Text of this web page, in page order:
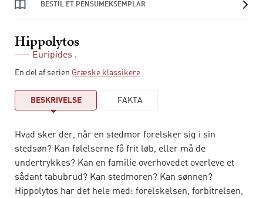
BESTIL ET PENSUMEKSEMPLAR
Hippolytos
Euripides .
En del af serien Græske klassikere
BESKRIVELSE FAKTA
Hvad sker der, når en stedmor forelsker sig i sin
stedsøn? Kan følelserne få frit løb, eller må de
undertrykkes? Kan en familie overhovedet overleve et
sådant tabubrud? Kan stedmoren? Kan sønnen?
Hippolytos har det hele med: forelskelsen, forbitrelsen,